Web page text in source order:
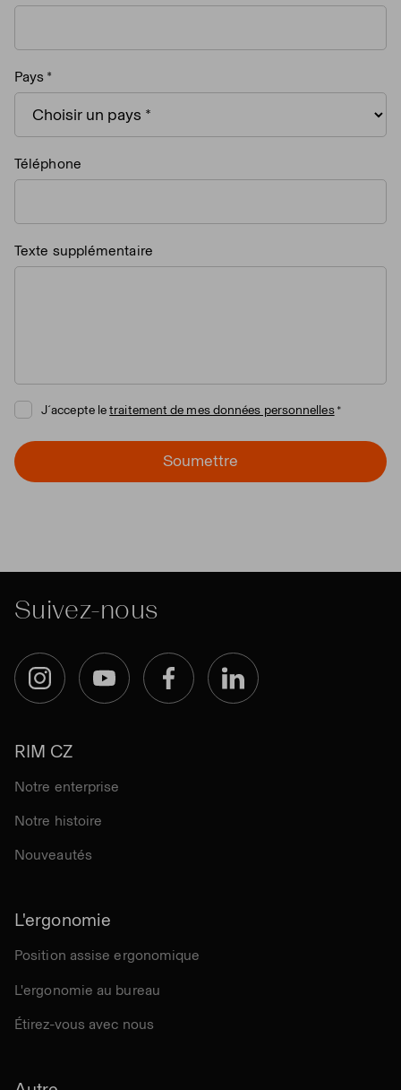
Pays
Téléphone
Texte supplémentaire
J´accepte letraitement de mes données personnelles
Soumettre
Suivez-nous
InstagramYouTube FacebookLinkedIn
RIM CZ
Notre enterprise
Notre histoire
Nouveautés
L'ergonomie
Position assise ergonomique
L'ergonomie au bureau
Étirez-vous avec nous